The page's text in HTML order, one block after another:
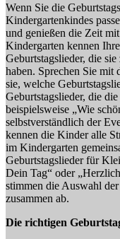
Wenn Sie die
Kindergartenkindes
und genießen die Zeit
Kindergarten kennen
Geburtstagslieder, die
haben. Sprechen Sie mit
sie, welche
Geburtstagslieder, die
beispielsweise „Wie
selbstverständlich der
kennen die Kinder alle
im Kindergarten
Geburtstagslieder für
Dein Tag“ oder
stimmen die Auswahl
zusammen ab.
Die richtigen